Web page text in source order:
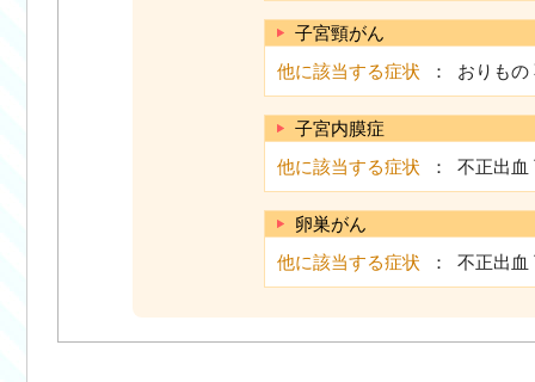
子宮頸がん
他に該当する症状
： おりも
子宮内膜症
他に該当する症状
： 不正出
卵巣がん
他に該当する症状
： 不正出